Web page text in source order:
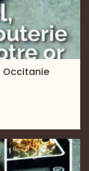
Occitanie